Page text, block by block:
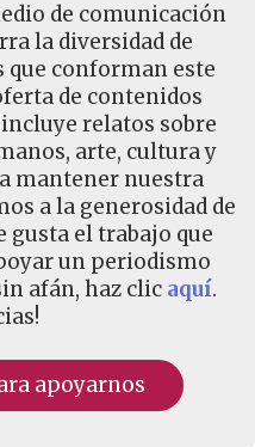
de comunicación
la diversidad de
conforman este
de contenidos
relatos sobre
arte, cultura y
mantener nuestra
a la generosidad de
gusta el trabajo que
un periodismo
afán, haz clic aquí.
apoyarnos